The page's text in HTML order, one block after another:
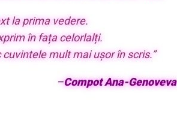
la prima vedere.
în fața celorlalți.
mult mai ușor în scris.”
–Compot Ana-Genoveva